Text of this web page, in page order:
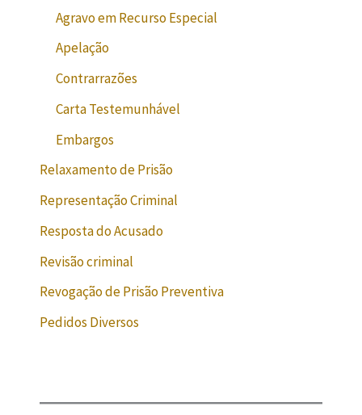
Agravo em Recurso Especial
Apelação
Contrarrazões
Carta Testemunhável
Embargos
Relaxamento de Prisão
Representação Criminal
Resposta do Acusado
Revisão criminal
Revogação de Prisão Preventiva
Pedidos Diversos